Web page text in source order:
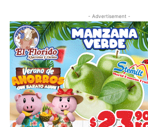
- Advertisement -